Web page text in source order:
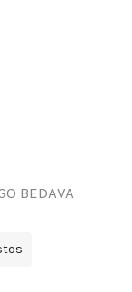
BEDAVA